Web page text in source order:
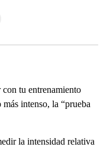
tu entrenamiento
intenso, la “prueba
la intensidad relativa